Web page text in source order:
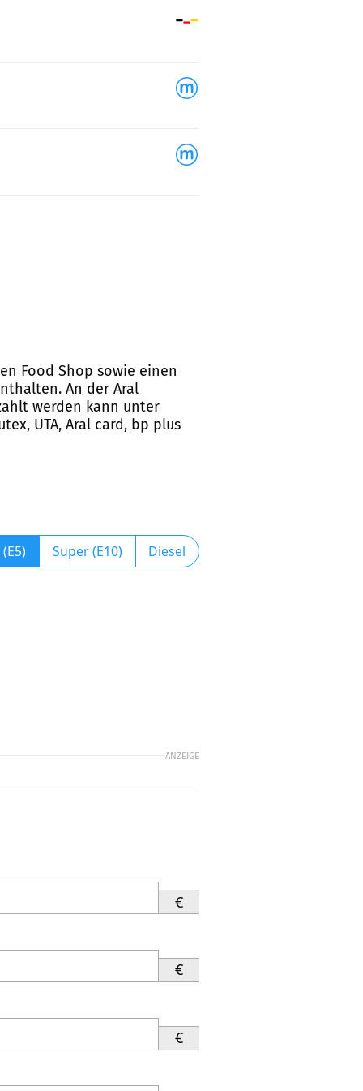
Food Shop sowie einen
An der Aral
werden kann unter
UTA, Aral card, bp plus
Super (E10) Diesel
ANZEIGE
€
€
€